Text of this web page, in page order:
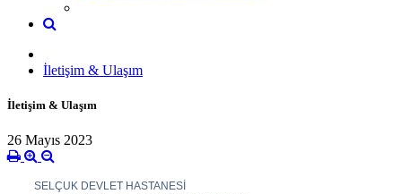
İletişim & Ulaşım
İletişim & Ulaşım
26 Mayıs 2023
SELÇUK DEVLET HASTANESİ